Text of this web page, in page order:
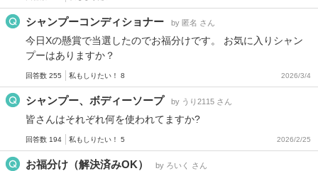
シャンプーコンディショナー by 匿名 さん
今日Xの懸賞で当選したのでお福分けです。 お気に入りシャン
プーはありますか？
回答数 255 私もしりたい！ 8 2026/3/4
シャンプー、ボディーソープ by うり2115 さん
皆さんはそれぞれ何を使われてますか?
回答数 194 私もしりたい！ 5 2026/2/25
お福分け（解決済みOK） by ろいく さん